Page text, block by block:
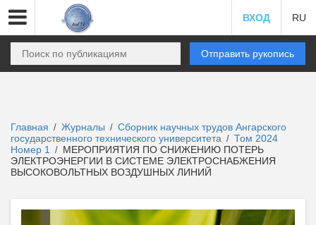
ВХОД RU
Отправить рукопись
Главная / Журналы / Сборник научных трудов Ангарского
государственного технического университета / Том 2024
Номер 1
/ МЕРОПРИЯТИЯ ПО СНИЖЕНИЮ ПОТЕРЬ
ЭЛЕКТРОЭНЕРГИИ В СИСТЕМЕ ЭЛЕКТРОСНАБЖЕНИЯ
ВЫСОКОВОЛЬТНЫХ ВОЗДУШНЫХ ЛИНИЙ